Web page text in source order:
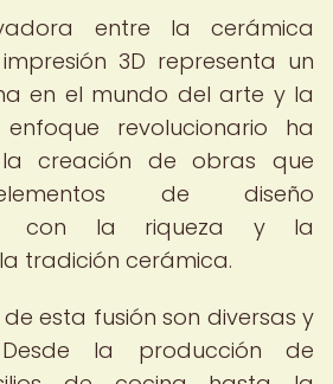
entre la cerámica
3D representa un
en el mundo del arte y la
revolucionario ha
creación de obras que
de diseño
con la riqueza y la
tradición cerámica.
esta fusión son diversas y
Desde la producción de